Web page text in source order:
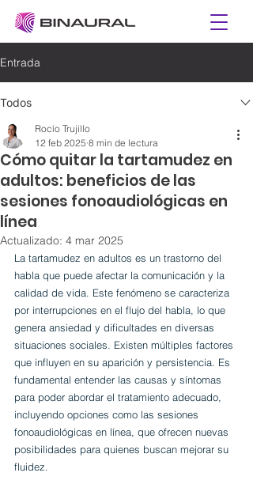
Entrada
Todos
Cómo quitar la tartamudez en
adultos: beneficios de las
sesiones fonoaudiológicas en
línea
Rocío Trujillo
12 feb 2025 8 min de lectura
Actualizado: 4 mar 2025
La tartamudez en adultos es un trastorno del
habla que puede afectar la comunicación y la
calidad de vida. Este fenómeno se caracteriza
por interrupciones en el flujo del habla, lo que
genera ansiedad y dificultades en diversas
situaciones sociales. Existen múltiples factores
que influyen en su aparición y persistencia. Es
fundamental entender las causas y síntomas
para poder abordar el tratamiento adecuado,
incluyendo opciones como las sesiones
fonoaudiológicas en línea, que ofrecen nuevas
posibilidades para quienes buscan mejorar su
fluidez.